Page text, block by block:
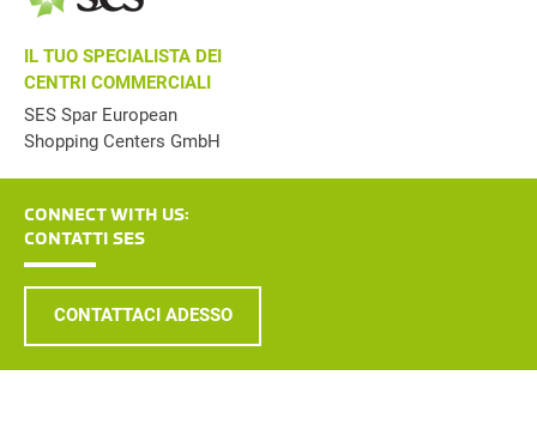
IL TUO SPECIALISTA DEI
CENTRI COMMERCIALI
SES Spar European
Shopping Centers GmbH
CONNECT WITH US:
CONTATTI SES
CONTATTACI ADESSO